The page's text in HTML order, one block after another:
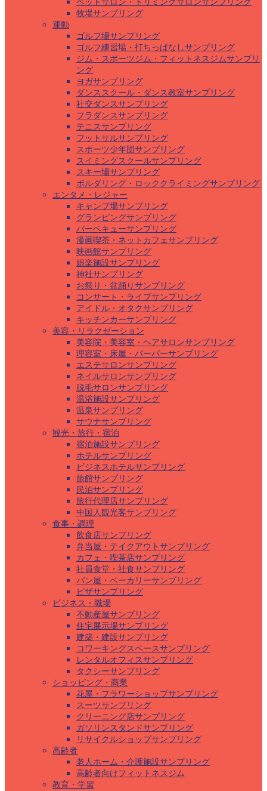
ペットサロン・トリミングサロンサンプリング
牧場サンプリング
運動
ゴルフ場サンプリング
ゴルフ練習場・打ちっぱなしサンプリング
ジム・スポーツジム・フィットネスジムサンプリ
ング
ヨガサンプリング
ダンススクール・ダンス教室サンプリング
社交ダンスサンプリング
フラダンスサンプリング
テニスサンプリング
フットサルサンプリング
スポーツ少年団サンプリング
スイミングスクールサンプリング
スキー場サンプリング
ボルダリング・ロッククライミングサンプリング
エンタメ・レジャー
キャンプ場サンプリング
グランピングサンプリング
バーベキューサンプリング
漫画喫茶・ネットカフェサンプリング
映画館サンプリング
娯楽施設サンプリング
神社サンプリング
お祭り・盆踊りサンプリング
コンサート・ライブサンプリング
アイドル・オタクサンプリング
キッチンカーサンプリング
美容・リラクゼーション
美容院・美容室・ヘアサロンサンプリング
理容室・床屋・バーバーサンプリング
エステサロンサンプリング
ネイルサロンサンプリング
脱毛サロンサンプリング
温浴施設サンプリング
温泉サンプリング
サウナサンプリング
観光・旅行・宿泊
宿泊施設サンプリング
ホテルサンプリング
ビジネスホテルサンプリング
旅館サンプリング
民泊サンプリング
旅行代理店サンプリング
中国人観光客サンプリング
食事・調理
飲食店サンプリング
弁当屋・テイクアウトサンプリング
カフェ・喫茶店サンプリング
社員食堂・社食サンプリング
パン屋・ベーカリーサンプリング
ピザサンプリング
ビジネス・職場
不動産屋サンプリング
住宅展示場サンプリング
建築・建設サンプリング
コワーキングスペースサンプリング
レンタルオフィスサンプリング
タクシーサンプリング
ショッピング・商業
花屋・フラワーショップサンプリング
スーツサンプリング
クリーニング店サンプリング
ガソリンスタンドサンプリング
リサイクルショップサンプリング
高齢者
老人ホーム・介護施設サンプリング
高齢者向けフィットネスジム
教育・学習